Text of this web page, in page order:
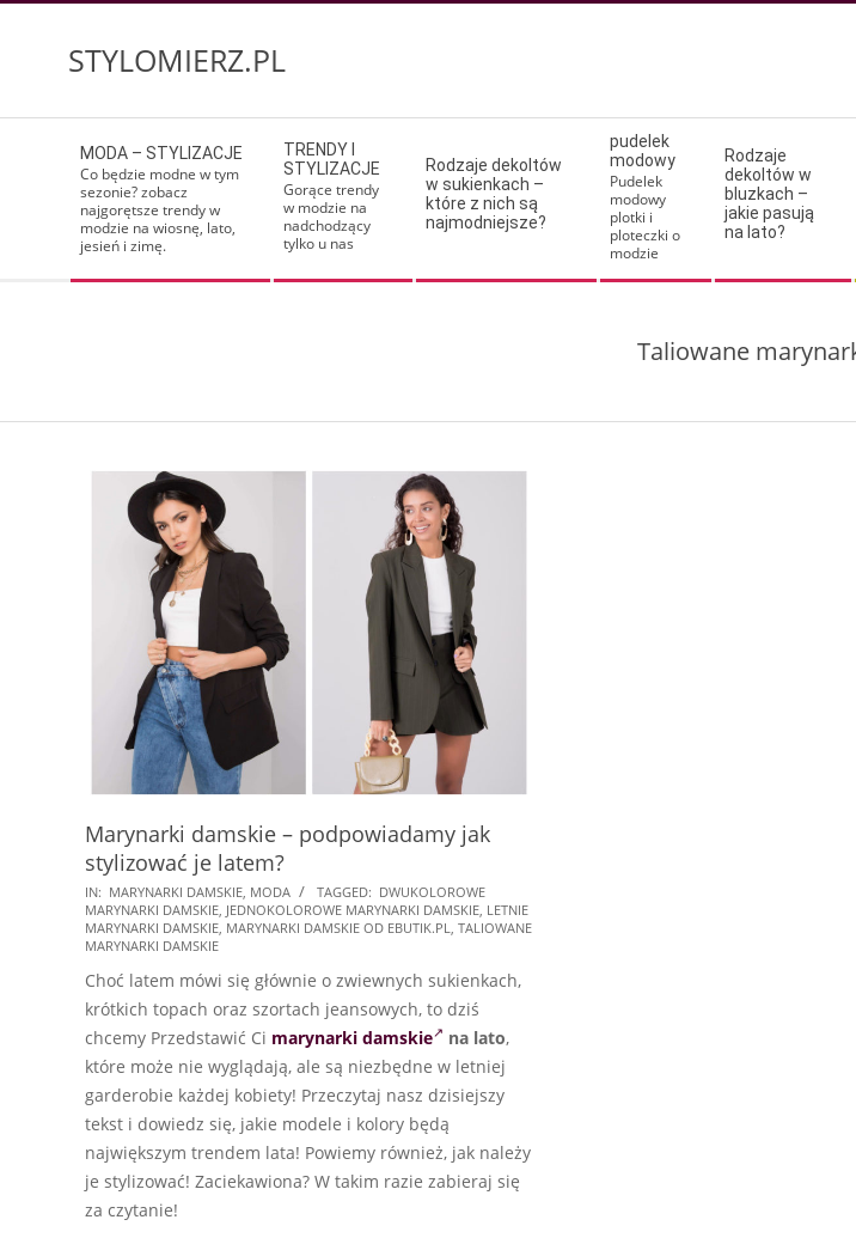
STYLOMIERZ.PL
Navigation
Menu
MODA – STYLIZACJE
Co będzie modne w tym
sezonie? zobacz
najgorętsze trendy w
modzie na wiosnę, lato,
jesień i zimę.
TRENDY I
STYLIZACJE
Gorące trendy
w modzie na
nadchodzący
tylko u nas
Rodzaje dekoltów
w sukienkach –
które z nich są
najmodniejsze?
pudelek
modowy
Pudelek
modowy
plotki i
ploteczki o
modzie
Rodzaje
dekoltów w
bluzkach –
jakie pasują
na lato?
Taliowane
Marynarki damskie – podpowiadamy jak
stylizować je latem?
2026-
06-
15
IN: MARYNARKI DAMSKIE MODA TAGGED: DWUKOLOROWE
MARYNARKI DAMSKIE JEDNOKOLOROWE MARYNARKI DAMSKIE LETNIE
MARYNARKI DAMSKIE MARYNARKI DAMSKIE OD EBUTIK.PL
TALIOWANE
MARYNARKI DAMSKIE
Choć latem mówi się głównie o zwiewnych sukienkach,
krótkich topach oraz szortach jeansowych, to dziś
chcemy Przedstawić Ci marynarki damskie na lato,
które może nie wyglądają, ale są niezbędne w letniej
garderobie każdej kobiety! Przeczytaj nasz dzisiejszy
tekst i dowiedz się, jakie modele i kolory będą
największym trendem lata! Powiemy również, jak należy
je stylizować! Zaciekawiona? W takim razie zabieraj się
za czytanie!